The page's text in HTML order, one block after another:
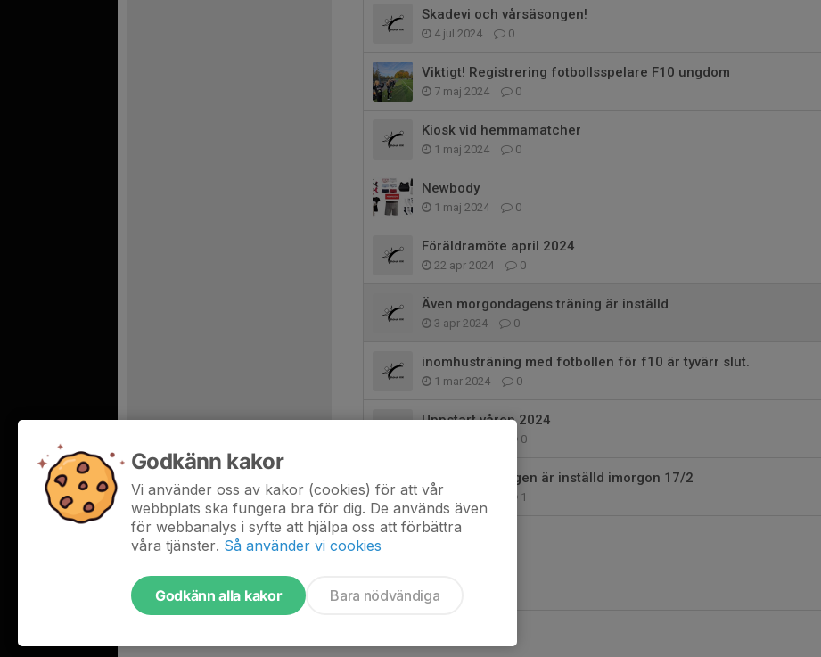
Skadevi och vårsäsongen!
4 jul 2024 0
Viktigt! Registrering fotbollsspelare F10 ungdom
7 maj 2024 0
Kiosk vid hemmamatcher
1 maj 2024 0
Newbody
1 maj 2024 0
Föräldramöte april 2024
22 apr 2024 0
Även morgondagens träning är inställd
3 apr 2024 0
inomhusträning med fotbollen för f10 är tyvärr slut.
1 mar 2024 0
Uppstart våren 2024
0
Inomhusträningen är inställd imorgon 17/2
16 feb 2024 1
Godkänn kakor
Vi använder oss av kakor (cookies) för att vår
webbplats ska fungera bra för dig. De används även
för webbanalys i syfte att hjälpa oss att förbättra
våra tjänster. Så använder vi cookies
Godkänn alla kakor Bara nödvändiga